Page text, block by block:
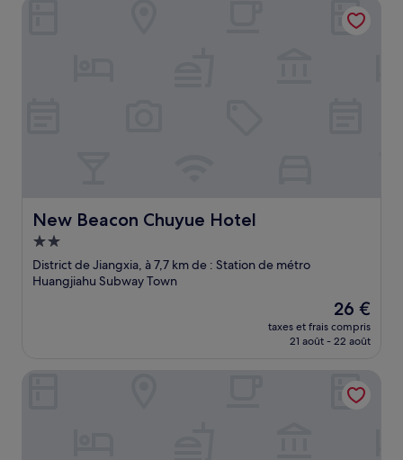
14 €
New Beacon Chuyue Hotel
New Beacon Chuyue Hotel
Hébergement
2.0 étoiles
District de Jiangxia, à 7,7 km de : Station de métro
Huangjiahu Subway Town
Le
nouveau
prix
de
26 €
26 €
taxes et frais compris
21 août - 22 août
Jiulong International Hotel (Wuhan Yellow Crane